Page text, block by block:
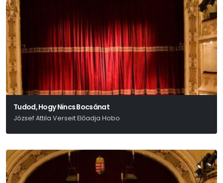
Tudod, Hogy Nincs Bocsánat
József Attila Verseit Előadja Hobo